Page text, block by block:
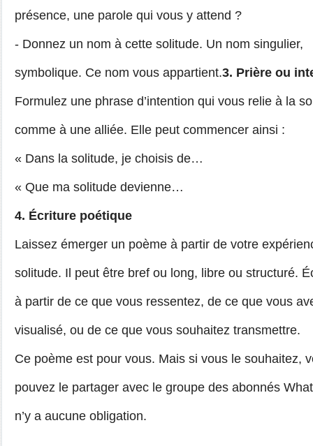
présence, une parole qui vous y attend ?
- Donnez un nom à cette solitude. Un nom singulier,
symbolique. Ce nom vous appartient.3. Prière ou
Formulez une phrase d’intention qui vous relie à la
comme à une alliée. Elle peut commencer ainsi :
« Dans la solitude, je choisis de…
« Que ma solitude devienne…
4. Écriture poétique
Laissez émerger un poème à partir de votre
solitude. Il peut être bref ou long, libre ou structuré.
à partir de ce que vous ressentez, de ce que vous
visualisé, ou de ce que vous souhaitez transmettre.
Ce poème est pour vous. Mais si vous le souhaitez,
pouvez le partager avec le groupe des abonnés
n’y a aucune obligation.